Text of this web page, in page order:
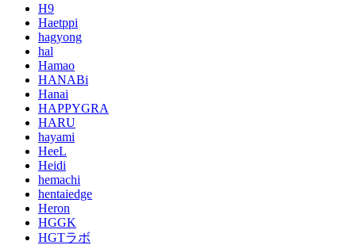
H9
Haetppi
hagyong
hal
Hamao
HANABi
Hanai
HAPPYGRA
HARU
hayami
HeeL
Heidi
hemachi
hentaiedge
Heron
HGGK
HGTラボ